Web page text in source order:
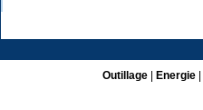
Outillage| Energie|